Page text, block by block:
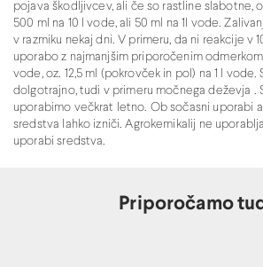
pojava škodljivcev, ali če so rastline slabotne,
500 ml na 10 l vode, ali 50 ml na 1l vode.
v razmiku nekaj dni. V primeru, da ni reakcije v
uporabo z najmanjšim priporočenim odmerkom
vode, oz. 12,5 ml (pokrovček in pol) na 1 l
dolgotrajno, tudi v primeru močnega deževja .
uporabimo večkrat letno. Ob sočasni uporabi
sredstva lahko izniči. Agrokemikalij ne
uporabi sredstva.
Priporočamo